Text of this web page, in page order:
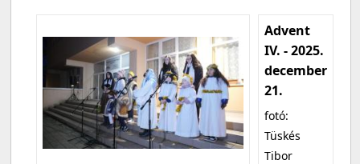
Advent
IV. - 2025.
december
21.
fotó:
Tüskés
Tibor